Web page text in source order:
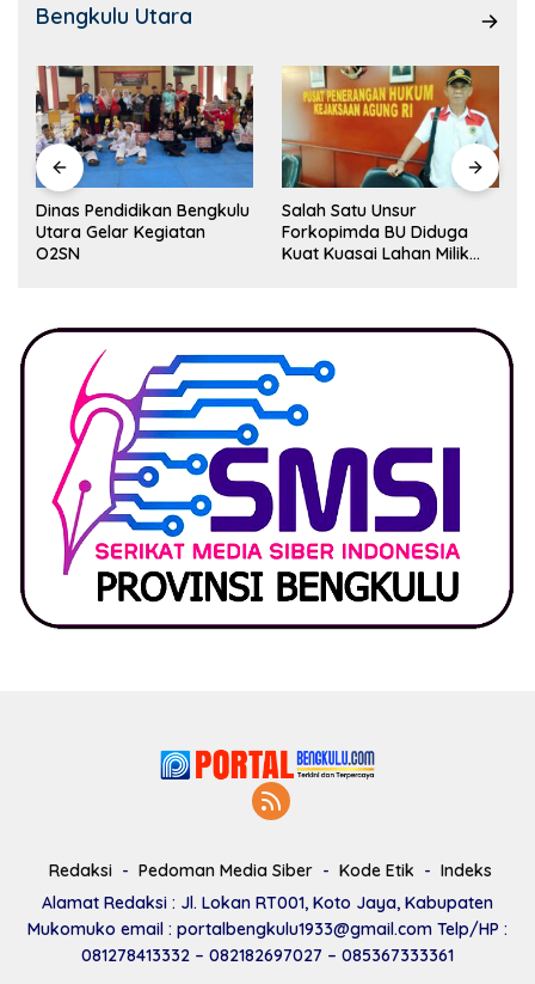
Bengkulu Utara
Dinas Pendidikan Bengkulu
Utara Gelar Kegiatan
O2SN
Salah Satu Unsur
Forkopimda BU Diduga
Kuat Kuasai Lahan Milik
Redaksi Pedoman Media Siber Kode Etik
Indeks
Alamat Redaksi : Jl. Lokan RT001, Koto Jaya, Kabupaten
Mukomuko email : portalbengkulu1933@gmail.com Telp/HP :
081278413332 – 082182697027 – 085367333361